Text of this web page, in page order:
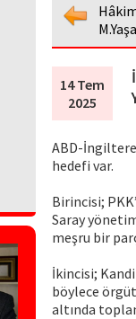
14 Tem
2025
ABD-
hedefi var.
Birincisi;
Saray
meşru bir
İkincisi;
böylece
altında